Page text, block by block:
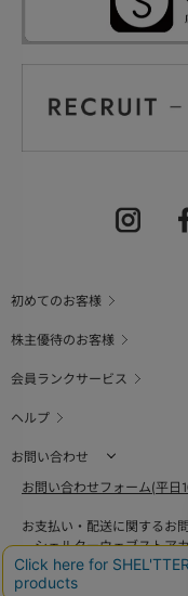
初めてのお客様
株主優待のお客様
会員ランクサービス
ヘルプ
お問い合わせ
お問い合わせフォーム(平
お支払い・配送に関するお
シェルターウェブストア
0800-123-6820
商品の素材、サイズ、仕様